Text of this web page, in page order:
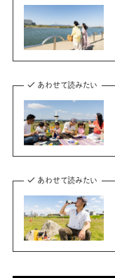
あわせて読みたい
あわせて読みたい